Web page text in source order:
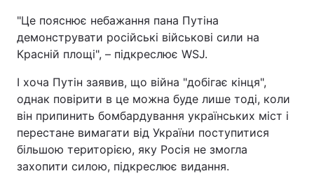
"Це пояснює небажання пана Путіна
демонструвати російські військові сили на
Красній площі", – підкреслює WSJ.
І хоча Путін заявив, що війна "добігає кінця",
однак повірити в це можна буде лише тоді, коли
він припинить бомбардування українських міст і
перестане вимагати від України поступитися
більшою територією, яку Росія не змогла
захопити силою, підкреслює видання.